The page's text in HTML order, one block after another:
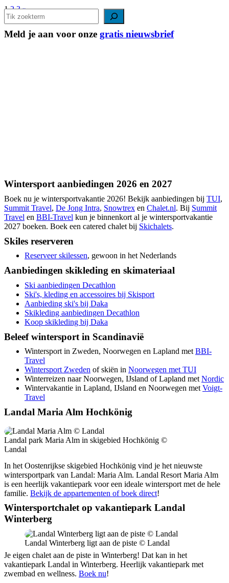
Berichten
paginering
1 2 3 »
Zoeken
Meld je aan voor onze gratis nieuwsbrief
Wintersport aanbiedingen 2026 en 2027
Boek nu je wintersportvakantie 2026! Bekijk aanbiedingen bij TUI,
Summit Travel, De Jong Intra, Snowtrex en Chalet.nl. Bij Summit
Travel en BBI-Travel kun je binnenkort al je wintersportvakantie
2027 boeken. Boek een catered chalet bij Skichalets.
Skiles reserveren
Reserveer skilessen, gewoon in het Nederlands
Aanbiedingen skikleding en skimateriaal
Ski aanbiedingen Decathlon
Ski's, kleding en accessoires bij Skisport
Aanbieding ski's bij Daka
Skikleding aanbiedingen Decathlon
Koop skikleding bij Daka
Beleef wintersport in Scandinavië
Wintersport in Zweden, Noorwegen en Lapland met BBI-
Travel
Wintersport Zweden of skiën in Noorwegen met TUI
Winterreizen naar Noorwegen, IJsland of Lapland met Nordic
Wintervakantie in Lapland, IJsland en Noorwegen met Voigt-
Travel
Landal Maria Alm Hochkönig
Landal park Maria Alm in skigebied Hochkönig ©
Landal
In het Oostenrijkse skigebied Hochkönig vind je het nieuwste
wintersportpark van Landal: Maria Alm. Landal Resort Maria Alm
is een heerlijk vakantiepark voor een ideale wintersport met de hele
familie. Bekijk de appartementen of boek direct!
Wintersportchalet op vakantiepark Landal
Winterberg
Landal Winterberg ligt aan de piste © Landal
Je eigen chalet aan de piste in Winterberg! Dat kan in het
vakantiepark Landal in Winterberg. Heerlijk vakantiepark met
zwembad en wellness. Boek nu!